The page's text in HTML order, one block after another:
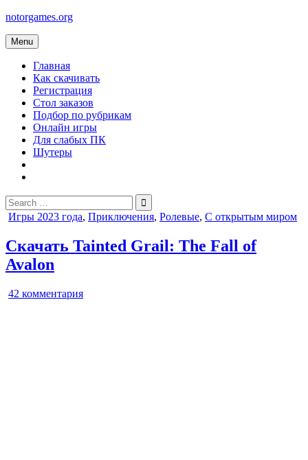
Skip
content
notorgames.org
Menu
Главная
Как скачивать
Регистрация
Стол заказов
Подбор по рубрикам
Онлайн игры
Для слабых ПК
Шутеры
Search
for:
Posted
Игры 2023 года, Приключения, Ролевые, С открытым миром
Скачать Tainted Grail: The Fall of
Avalon
42 комментарияк